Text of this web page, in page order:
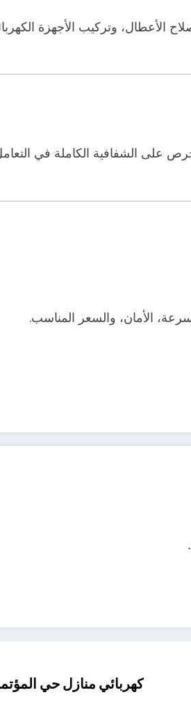
الأعطال، وتركيب الأجهزة
على الشفافية الكاملة في
الأمان، والسعر المناسب.
كهربائي منازل حي المؤتمرات،